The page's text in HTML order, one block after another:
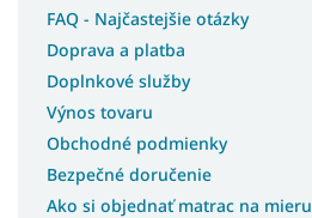
FAQ - Najčastejšie otázky
Doprava a platba
Doplnkové služby
Výnos tovaru
Obchodné podmienky
Bezpečné doručenie
Ako si objednať matrac na mieru